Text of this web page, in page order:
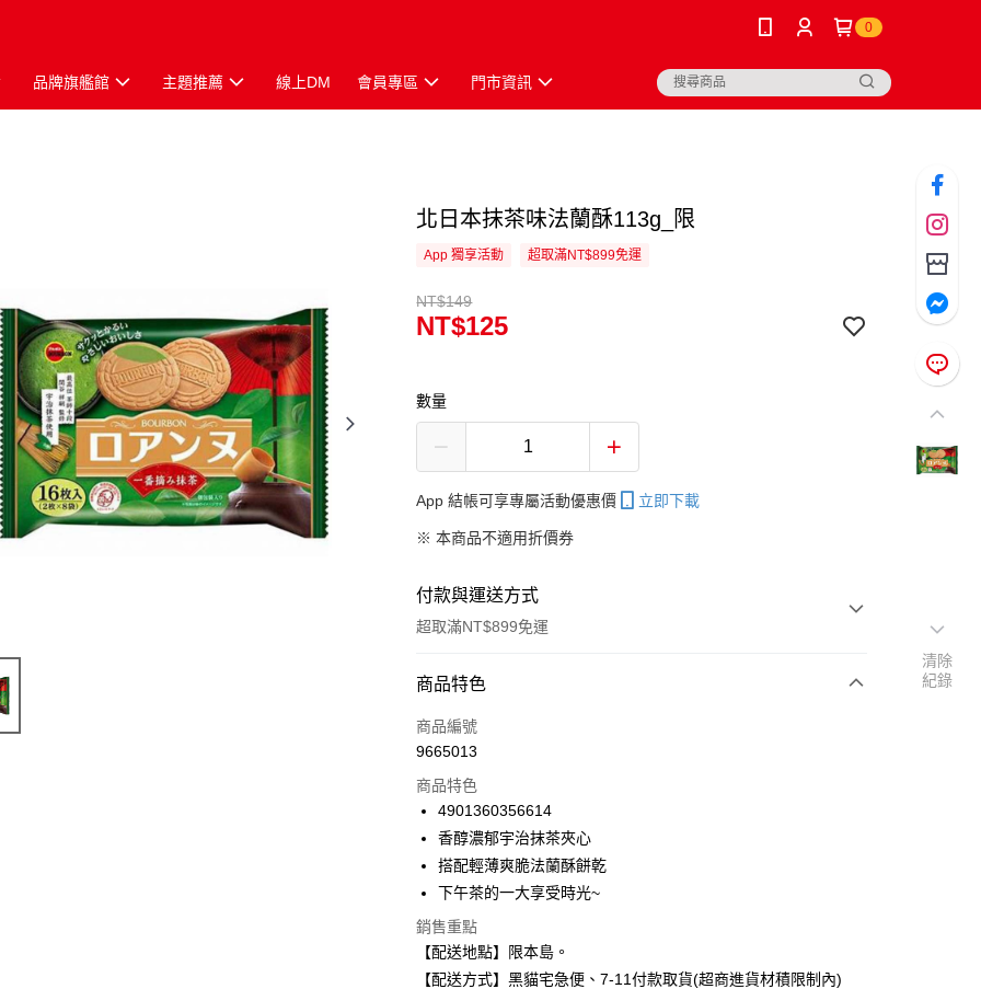
0
品牌旗艦館 主題推薦 線上DM 會員專區 門市資訊
北日本抹茶味法蘭酥113g_限
App 獨享活動 超取滿NT$899免運
NT$149
NT$125
數量
App 結帳可享專屬活動優惠價 立即下載
※ 本商品不適用折價券
付款與運送方式
超取滿NT$899免運
付款方式
信用卡一次付款
合作金庫商業銀行
華南商業銀行
國泰世華商業銀行
臺灣中小企業銀行
匯豐（台灣）商業銀行
聯邦商業銀行
遠東國際商業銀行
超商取貨付款
Apple Pay
街口支付
商品特色
商品編號
9665013
商品特色
4901360356614
香醇濃郁宇治抹茶夾心
搭配輕薄爽脆法蘭酥餅乾
下午茶的一大享受時光~
銷售重點
【配送地點】限本島。
【配送方式】黑貓宅急便、7-11付款取貨(超商進貨材積限制內)
清除
紀錄